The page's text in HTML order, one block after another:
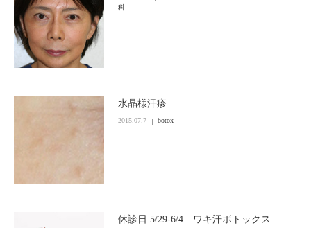
科
水晶様汗疹
2015.07.7 botox
休診日 5/29-6/4 ワキ汗ボトックス